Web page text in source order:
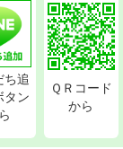
ち追
タン
ＱＲコード
から